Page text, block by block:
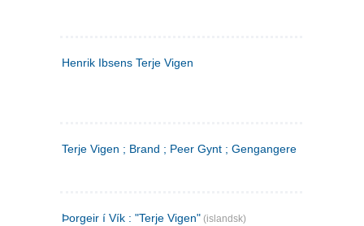
Henrik Ibsens Terje Vigen
Terje Vigen ; Brand ; Peer Gynt ; Gengangere
Þorgeir í Vík : "Terje Vigen" (islandsk)